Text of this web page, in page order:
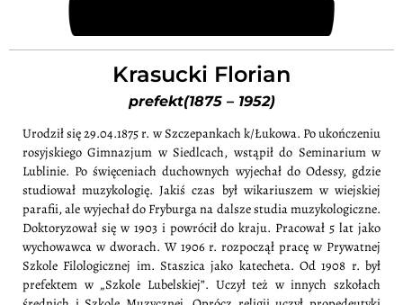
Krasucki Florian
prefekt(1875 – 1952)
Urodził się 29.04.1875 r. w Szczepankach k/Łukowa. Po ukończeniu
rosyjskiego Gimnazjum w Siedlcach, wstąpił do Seminarium w
Lublinie. Po święceniach duchownych wyjechał do Odessy, gdzie
studiował muzykologię. Jakiś czas był wikariuszem w wiejskiej
parafii, ale wyjechał do Fryburga na dalsze studia muzykologiczne.
Doktoryzował się w 1903 i powrócił do kraju. Pracował 5 lat jako
wychowawca w dworach. W 1906 r. rozpoczął pracę w Prywatnej
Szkole Filologicznej im. Staszica jako katecheta. Od 1908 r. był
prefektem w „Szkole Lubelskiej”. Uczył też w innych szkołach